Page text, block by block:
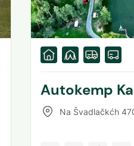
Autokemp
Na Švadlačkćh